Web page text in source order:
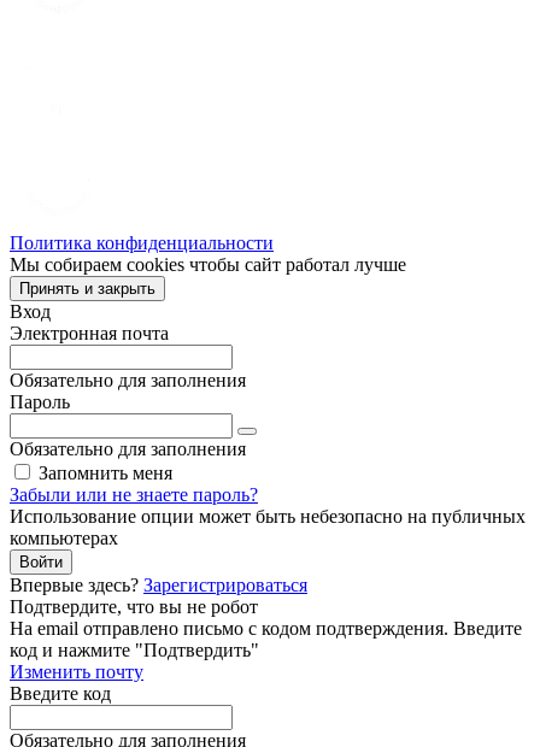
Политика конфиденциальности
Мы собираем cookies чтобы сайт работал лучше
Принять и закрыть
Вход
Электронная почта
Обязательно для заполнения
Пароль
Обязательно для заполнения
Запомнить меня
Забыли или не знаете пароль?
Использование опции может быть небезопасно на публичных
компьютерах
Войти
Впервые здесь? Зарегистрироваться
Подтвердите, что вы не робот
Ha email отправлено письмо с кодом подтверждения. Введите
код и нажмите "Подтвердить"
Изменить почту
Введите код
Обязательно для заполнения